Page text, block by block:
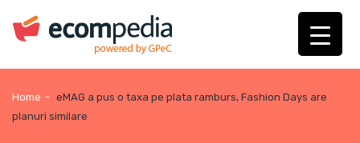
Home - eMAG a pus o taxa pe plata ramburs, Fashion Days are
planuri similare